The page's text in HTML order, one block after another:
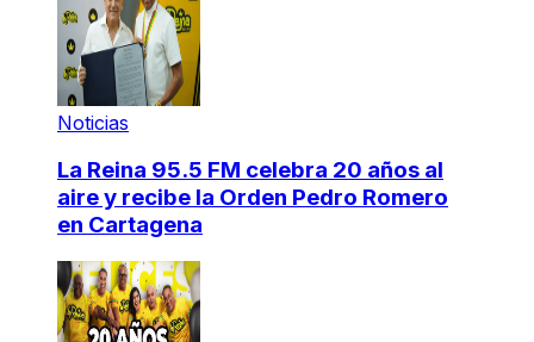
Noticias
La Reina 95.5 FM celebra 20 años al
aire y recibe la Orden Pedro Romero
en Cartagena